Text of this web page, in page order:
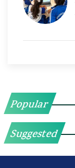
Popular
Suggested